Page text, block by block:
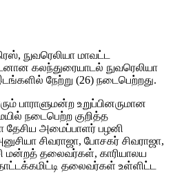
நுவரெலியா மாவட்ட
கலந்துரையாடல் நுவரெலியா
நேற்று (26) நடைபெற்றது.
பாராளுமன்ற உறுப்பினருமான
நடைபெற்ற குறித்த
அமைப்பாளர் பழனி
சிவராஜா, போசகர் சிவராஜா,
மன்றத் தலைவர்கள், காரியாலய
தலைவர்கள் உள்ளிட்ட